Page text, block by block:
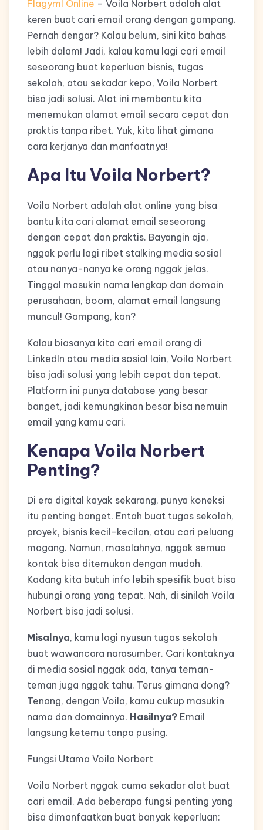
Flagyml Online – Voila Norbert adalah alat
keren buat cari email orang dengan gampang.
Pernah dengar? Kalau belum, sini kita bahas
lebih dalam! Jadi, kalau kamu lagi cari email
seseorang buat keperluan bisnis, tugas
sekolah, atau sekadar kepo, Voila Norbert
bisa jadi solusi. Alat ini membantu kita
menemukan alamat email secara cepat dan
praktis tanpa ribet. Yuk, kita lihat gimana
cara kerjanya dan manfaatnya!
Apa Itu Voila Norbert?
Voila Norbert adalah alat online yang bisa
bantu kita cari alamat email seseorang
dengan cepat dan praktis. Bayangin aja,
nggak perlu lagi ribet stalking media sosial
atau nanya-nanya ke orang nggak jelas.
Tinggal masukin nama lengkap dan domain
perusahaan, boom, alamat email langsung
muncul! Gampang, kan?
Kalau biasanya kita cari email orang di
LinkedIn atau media sosial lain, Voila Norbert
bisa jadi solusi yang lebih cepat dan tepat.
Platform ini punya database yang besar
banget, jadi kemungkinan besar bisa nemuin
email yang kamu cari.
Kenapa Voila Norbert
Penting?
Di era digital kayak sekarang, punya koneksi
itu penting banget. Entah buat tugas sekolah,
proyek, bisnis kecil-kecilan, atau cari peluang
magang. Namun, masalahnya, nggak semua
kontak bisa ditemukan dengan mudah.
Kadang kita butuh info lebih spesifik buat bisa
hubungi orang yang tepat. Nah, di sinilah Voila
Norbert bisa jadi solusi.
Misalnya, kamu lagi nyusun tugas sekolah
buat wawancara narasumber. Cari kontaknya
di media sosial nggak ada, tanya teman-
teman juga nggak tahu. Terus gimana dong?
Tenang, dengan Voila, kamu cukup masukin
nama dan domainnya. Hasilnya? Email
langsung ketemu tanpa pusing.
Fungsi Utama Voila Norbert
Voila Norbert nggak cuma sekadar alat buat
cari email. Ada beberapa fungsi penting yang
bisa dimanfaatkan buat banyak keperluan: